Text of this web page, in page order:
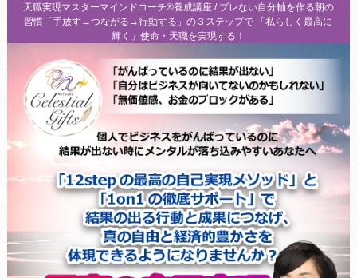
天職実現マスターマインドコーチ®養成講座 / ブレない自分軸を作る朝の
習慣「手放す→つながる→行動する」の３ステップで 「私らしく最高に
輝く」使命・天職を実現する！